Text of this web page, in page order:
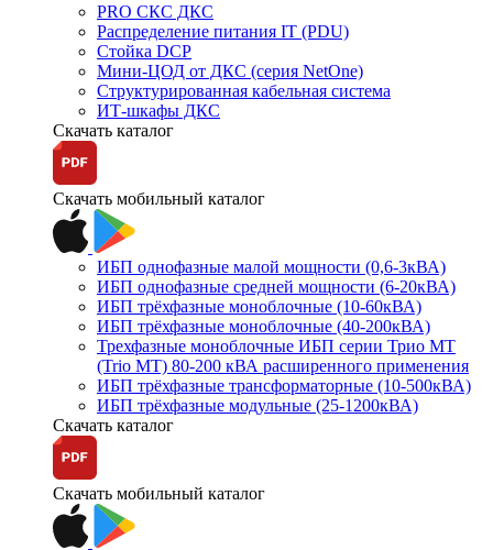
PRO СКС ДКС
Распределение питания IT (PDU)
Стойка DCP
Мини-ЦОД от ДКС (серия NetOne)
Структурированная кабельная система
ИТ-шкафы ДКС
Скачать каталог
Скачать мобильный каталог
ИБП однофазные малой мощности (0,6-3кВА)
ИБП однофазные средней мощности (6-20кВА)
ИБП трёхфазные моноблочные (10-60кВА)
ИБП трёхфазные моноблочные (40-200кВА)
Трехфазные моноблочные ИБП серии Трио МТ
(Trio MT) 80-200 кВА расширенного применения
ИБП трёхфазные трансформаторные (10-500кВА)
ИБП трёхфазные модульные (25-1200кВА)
Скачать каталог
Скачать мобильный каталог